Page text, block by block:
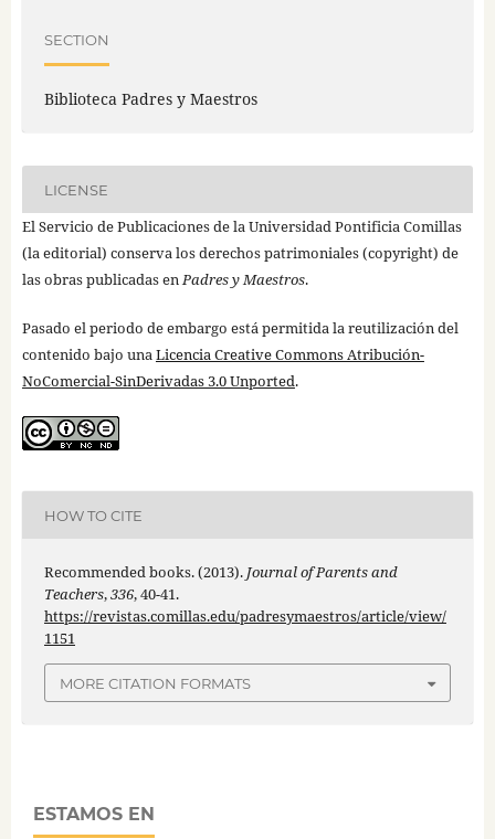
SECTION
Biblioteca Padres y Maestros
LICENSE
El Servicio de Publicaciones de la Universidad Pontificia Comillas
(la editorial) conserva los derechos patrimoniales (copyright) de
las obras publicadas enPadres y Maestros.
Pasado el periodo de embargo está permitida la reutilización del
contenido bajo unaLicencia Creative Commons Atribución-
NoComercial-SinDerivadas 3.0 Unported.
HOW TO CITE
Recommended books. (2013). Journal of Parents and
Teachers,336, 40-41.
https://revistas.comillas.edu/padresymaestros/article/view/
1151
MORE CITATION FORMATS
ESTAMOS EN